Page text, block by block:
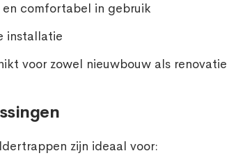
en comfortabel in gebruik
installatie
voor zowel nieuwbouw als renovatie
zijn ideaal voor: